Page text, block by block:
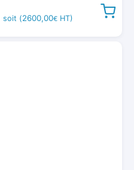
soit (2600,00€HT)